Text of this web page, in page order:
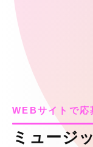
WEBサイトで応
ミュージ